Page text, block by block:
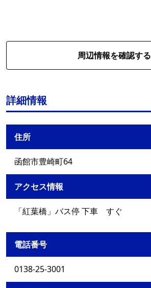
周辺情報を確認する
詳細情報
住所
函館市豊崎町64
アクセス情報
「紅葉橋」バス停 下車 すぐ
電話番号
0138-25-3001